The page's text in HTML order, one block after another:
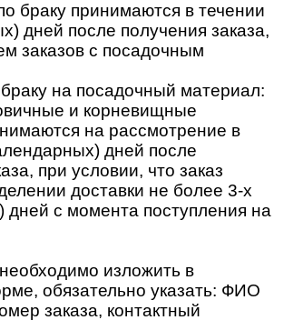
браку принимаются в течении
дней после получения заказа,
заказов с посадочным
на посадочный материал:
и корневищные
на рассмотрение в
дней после
при условии, что заказ
доставки не более 3-х
дней с момента поступления на
изложить в
обязательно указать: ФИО
заказа, контактный